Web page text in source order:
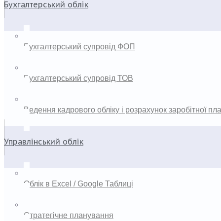
Бухгалтерський облік
Бухгалтерський супровід ФОП
Бухгалтерський супровід ТОВ
Ведення кадрового обліку і розрахунок заробітної
Управлінський облік
Облік в Excel / Google Таблиці
Стратегічне планування